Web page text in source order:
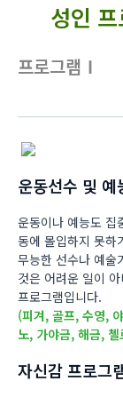
성인
프로그램Ⅰ
운동선수 및 예
운동이나 예능도 집
동에 몰입하지 못하
무능한 선수나 예술
것은 어려운 일이
프로그램입니다.
(피겨, 골프, 수영,
노, 가야금, 해금,
자신감 프로그